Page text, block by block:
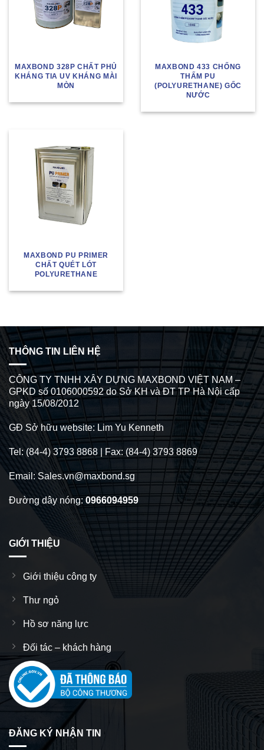
MAXBOND 328P CHẤT PHỦ
KHÁNG TIA UV KHÁNG MÀI
MÒN
MAXBOND 433 CHỐNG
THẤM PU
(POLYURETHANE) GỐC
NƯỚC
MAXBOND PU PRIMER
CHẤT QUÉT LÓT
POLYURETHANE
THÔNG TIN LIÊN HỆ
CÔNG TY TNHH XÂY DỰNG MAXBOND VIỆT NAM –
GPKD số 0106000592 do Sở KH và ĐT TP Hà Nội cấp
ngày 15/08/2012
GĐ Sở hữu website: Lim Yu Kenneth
Tel: (84-4) 3793 8868 | Fax: (84-4) 3793 8869
Email: Sales.vn@maxbond.sg
Đường dây nóng: 0966094959
GIỚI THIỆU
Giới thiệu công ty
Thư ngỏ
Hồ sơ năng lực
Đối tác – khách hàng
ĐĂNG KÝ NHẬN TIN